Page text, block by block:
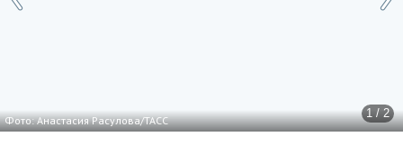
1 / 2
Фото: Анастасия Расулова/ТАСС